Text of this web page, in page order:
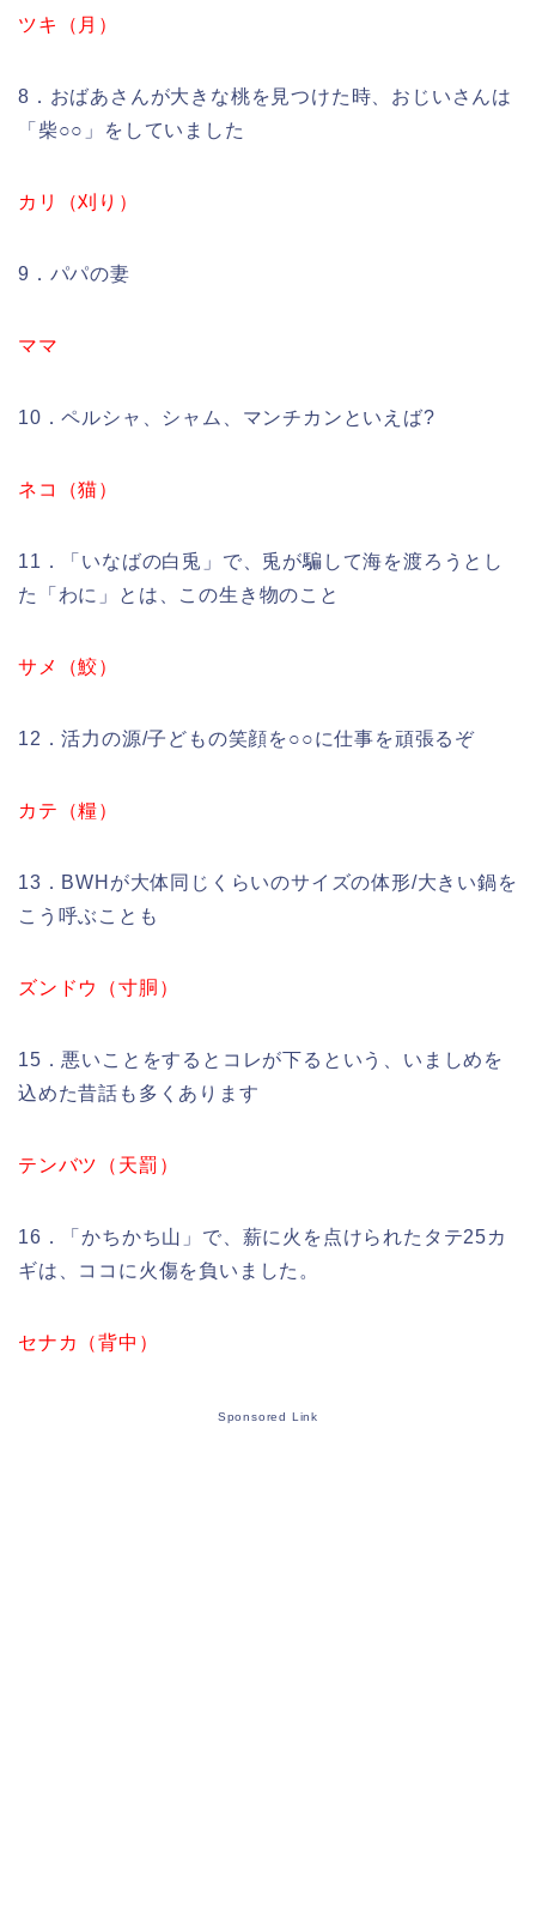
ツキ（月）
8．おばあさんが大きな桃を見つけた時、おじいさんは
「柴○○」をしていました
カリ（刈り）
9．パパの妻
ママ
10．ペルシャ、シャム、マンチカンといえば?
ネコ（猫）
11．「いなばの白兎」で、兎が騙して海を渡ろうとし
た「わに」とは、この生き物のこと
サメ（鮫）
12．活力の源/子どもの笑顔を○○に仕事を頑張るぞ
カテ（糧）
13．BWHが大体同じくらいのサイズの体形/大きい鍋を
こう呼ぶことも
ズンドウ（寸胴）
15．悪いことをするとコレが下るという、いましめを
込めた昔話も多くあります
テンバツ（天罰）
16．「かちかち山」で、薪に火を点けられたタテ25カ
ギは、ココに火傷を負いました。
セナカ（背中）
Sponsored Link